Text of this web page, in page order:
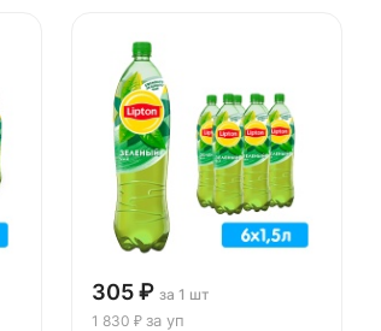
305 ₽ за 1 шт
1 830 ₽за уп